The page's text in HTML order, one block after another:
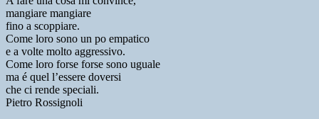
mangiare mangiare
fino a scoppiare.
Come loro sono un po empatico
e a volte molto aggressivo.
Come loro forse forse sono uguale
ma é quel l’essere doversi
che ci rende speciali.
Pietro Rossignoli